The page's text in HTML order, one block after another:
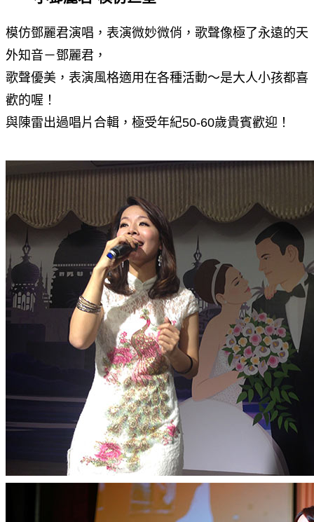
模仿鄧麗君演唱，表演微妙微俏，歌聲像極了永遠的天
外知音－鄧麗君，
歌聲優美，表演風格適用在各種活動～是大人小孩都喜
歡的喔！
與陳雷出過唱片合輯，極受年紀50-60歲貴賓歡迎！